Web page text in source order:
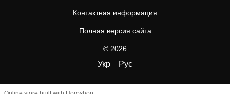
Контактная информация
Полная версия сайта
© 2026
Укр Рус